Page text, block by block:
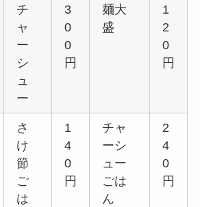
チ
ャ
ー
シ
ュ
ー
3
0
0
円
麺大
盛
1
2
0
円
さ
け
節
ご
は
1
4
0
円
チャ
ーシ
ュー
ごは
ん
2
4
0
円